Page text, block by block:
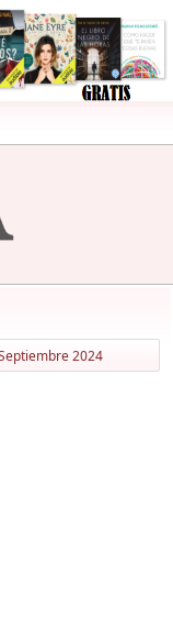
2024